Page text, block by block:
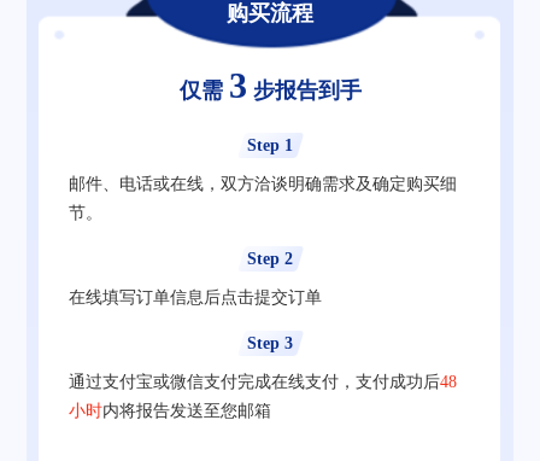
购买流程
仅需 3 步报告到手
Step 1
邮件、电话或在线，双方洽谈明确需求及确定购买细
节。
Step 2
在线填写订单信息后点击提交订单
Step 3
通过支付宝或微信支付完成在线支付，支付成功后48
小时内将报告发送至您邮箱